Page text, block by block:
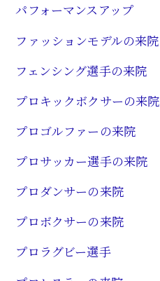
パフォーマンスアップ
ファッションモデルの来院
フェンシング選手の来院
プロキックボクサーの来院
プロゴルファーの来院
プロサッカー選手の来院
プロダンサーの来院
プロボクサーの来院
プロラグビー選手